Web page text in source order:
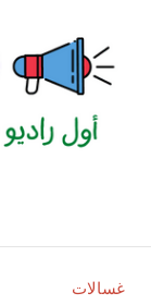
المحتوى
الكويت
للاعلانات
غسالات